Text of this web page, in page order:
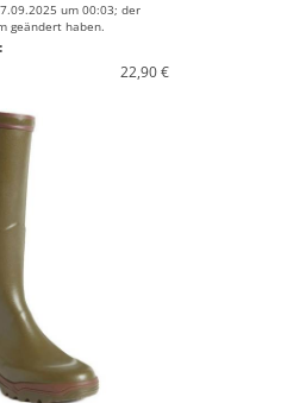
um 00:03; der
geändert haben.
22,90 €